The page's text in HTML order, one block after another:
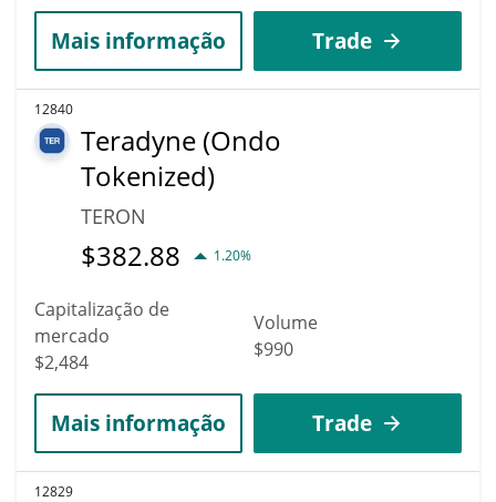
Mais informação Trade
12840
Teradyne (Ondo
Tokenized)
TERON
$382.88 1.20%
Capitalização de
mercado
$2,484
Volume
$990
Mais informação Trade
12829